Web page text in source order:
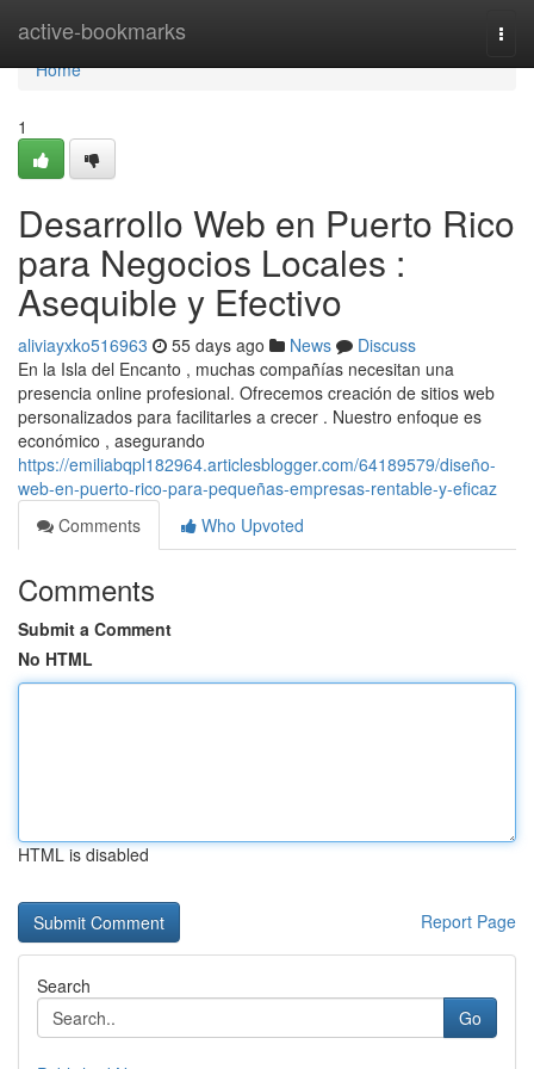
active-bookmarks
Home
Home
1
Desarrollo Web en Puerto Rico
para Negocios Locales :
Asequible y Efectivo
aliviayxko516963 55 days ago News
Discuss
En la Isla del Encanto , muchas compañías necesitan una
presencia online profesional. Ofrecemos creación de sitios web
personalizados para facilitarles a crecer . Nuestro enfoque es
económico , asegurando
https://emiliabqpl182964.articlesblogger.com/64189579/diseño-
web-en-puerto-rico-para-pequeñas-empresas-rentable-y-eficaz
Comments
Who Upvoted
Comments
Submit a Comment
No HTML
HTML is disabled
Report Page
Search
Go